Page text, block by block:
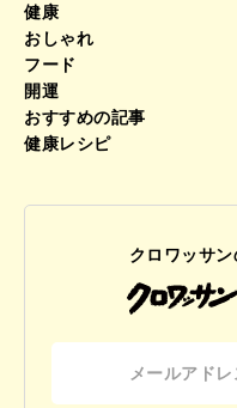
健康
おしゃれ
フード
開運
おすすめの記事
健康レシピ
クロワッサ